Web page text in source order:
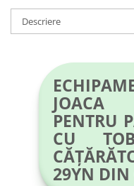
Descriere
JOACA
PENTRU
CU
29YN DIN